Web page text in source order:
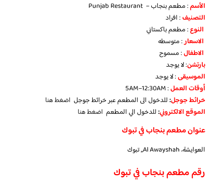
الأسم: مطعم بنجاب – Punjab Restaurant
التصنيف: افراد
النوع: مطعم باكستاني
الاسعار: متوسطه
الاطفال: مسموح
بارتشن: لا يوجد
الموسيقى: لا يوجد
أوقات العمل: 5AM–12:30AM
خرائط جوجل:للدخول الى المطعم عبر خرائط جوجل اضغط هنا
الموقع الالكتروني:للدخول الي المطعم اضغط هنا
عنوان مطعم بنجاب في تبوك
العوايشة، Al Awayshah,, تبوك
رقم مطعم بنجاب في تبوك